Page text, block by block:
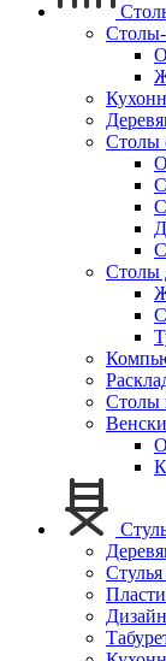
Столы
Столы
Столы
Стулья